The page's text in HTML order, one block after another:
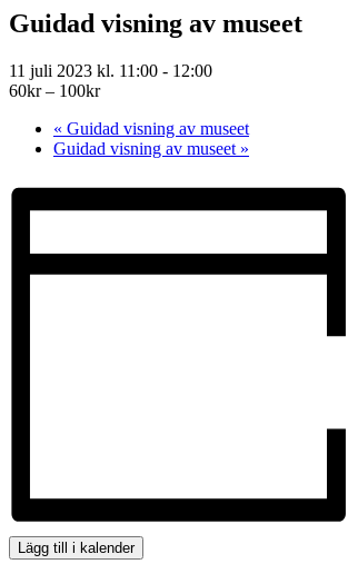
Guidad visning av museet
11 juli 2023 kl. 11:00 - 12:00
60kr – 100kr
« Guidad visning av museet
Guidad visning av museet »
Lägg till i kalender